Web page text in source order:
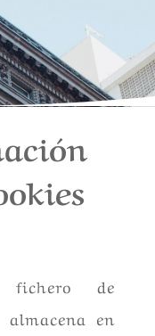
de
almacena en